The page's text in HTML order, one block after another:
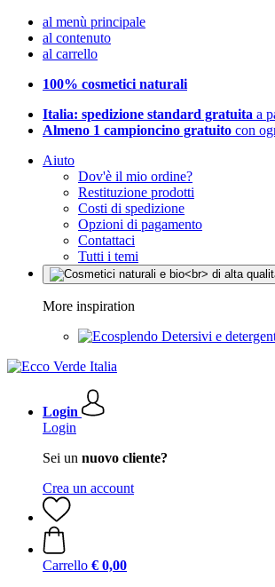
al menù principale
al contenuto
al carrello
100% cosmetici naturali
Italia: spedizione standard gratuita a
Almeno 1 campioncino gratuito con
Aiuto
Dov'è il mio ordine?
Restituzione prodotti
Costi di spedizione
Opzioni di pagamento
Contattaci
Tutti i temi
More inspiration
Detersivi e
Login
Login
Sei un nuovo cliente?
Crea un account
Carrello € 0,00